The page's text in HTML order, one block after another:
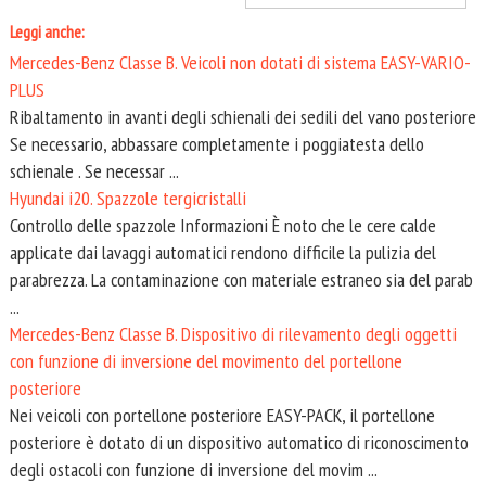
Leggi anche:
Mercedes-Benz Classe B. Veicoli non dotati di sistema EASY-VARIO-
PLUS
Ribaltamento in avanti degli schienali dei sedili del vano posteriore
Se necessario, abbassare completamente i poggiatesta dello
schienale . Se necessar ...
Hyundai i20. Spazzole tergicristalli
Controllo delle spazzole Informazioni È noto che le cere calde
applicate dai lavaggi automatici rendono difficile la pulizia del
parabrezza. La contaminazione con materiale estraneo sia del parab
...
Mercedes-Benz Classe B. Dispositivo di rilevamento degli oggetti
con funzione di inversione del movimento del portellone
posteriore
Nei veicoli con portellone posteriore EASY-PACK, il portellone
posteriore è dotato di un dispositivo automatico di riconoscimento
degli ostacoli con funzione di inversione del movim ...